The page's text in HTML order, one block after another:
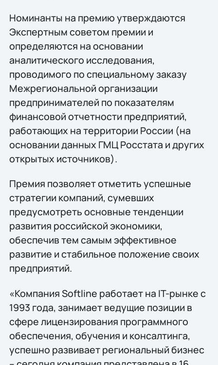
Номинанты на премию утверждаются
Экспертным советом премии и
определяются на основании
аналитического исследования,
проводимого по специальному заказу
Межрегиональной организации
предпринимателей по показателям
финансовой отчетности предприятий,
работающих на территории России (на
основании данных ГМЦ Росстата и других
открытых источников).
Премия позволяет отметить успешные
стратегии компаний, сумевших
предусмотреть основные тенденции
развития российской экономики,
обеспечив тем самым эффективное
развитие и стабильное положение своих
предприятий.
«Компания Softline работает на IT-рынке с
1993 года, занимает ведущие позиции в
сфере лицензирования программного
обеспечения, обучения и консалтинга,
успешно развивает региональный бизнес